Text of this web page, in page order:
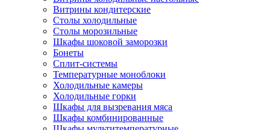
Витрины кондитерские
Столы холодильные
Столы морозильные
Шкафы шоковой заморозки
Бонеты
Сплит-системы
Температурные моноблоки
Холодильные камеры
Холодильные горки
Шкафы для вызревания мяса
Шкафы комбинированные